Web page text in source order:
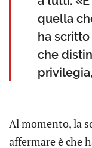
quella
ha
che
Al momento, la
affermare è che